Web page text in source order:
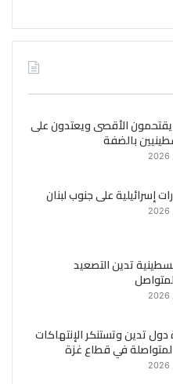
الأقصى ويعتدون على
بالضفة
تدين التصعيد
دول تدين وتستنكر الإنتهاكات
المتواصلة في قطاع غزة